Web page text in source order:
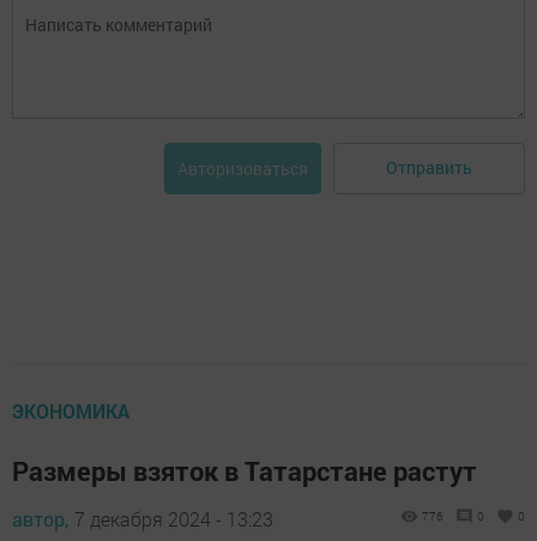
Авторизоваться Отправить
ЭКОНОМИКА
Размеры взяток в Татарстане растут
автор, 7 декабря 2024 - 13:23 776 0 0